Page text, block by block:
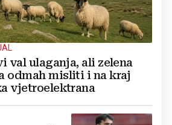
val ulaganja, ali zelena
odmah misliti i na kraj
vjetroelektrana